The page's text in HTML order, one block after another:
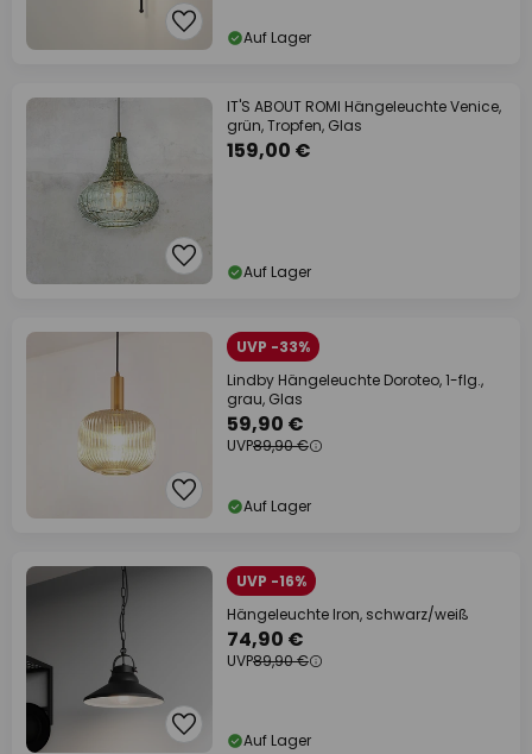
Auf Lager
IT'S ABOUT ROMI Hängeleuchte Venice,
grün, Tropfen, Glas
159,00 €
Auf Lager
UVP -33%
Lindby Hängeleuchte Doroteo, 1-flg.,
grau, Glas
59,90 €
UVP89,90 €
Auf Lager
UVP -16%
Hängeleuchte Iron, schwarz/weiß
74,90 €
UVP89,90 €
Auf Lager